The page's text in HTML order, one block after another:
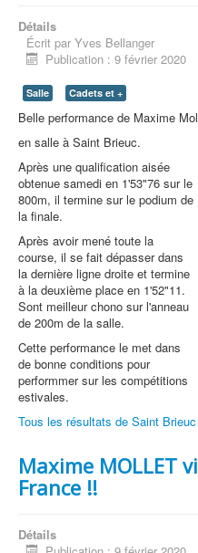
Détails
Écrit par Yves Bellanger
Publication : 9 février 2020
Salle Cadets et +
Belle performance de Maxime
en salle à Saint Brieuc.
Après une qualification aisée
obtenue samedi en 1'53"76 sur le
800m, il termine sur le podium de
la finale.
Après avoir mené toute la
course, il se fait dépasser dans
la dernière ligne droite et termine
à la deuxième place en 1'52"11.
Sont meilleur chono sur l'anneau
de 200m de la salle.
Cette performance le met dans
de bonne conditions pour
performmer sur les compétitions
estivales.
Tous les résultats de Saint Brieuc
Maxime MOLLET
France !!
Détails